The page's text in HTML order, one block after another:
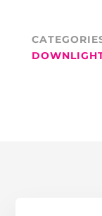
IP20
QUANTITY